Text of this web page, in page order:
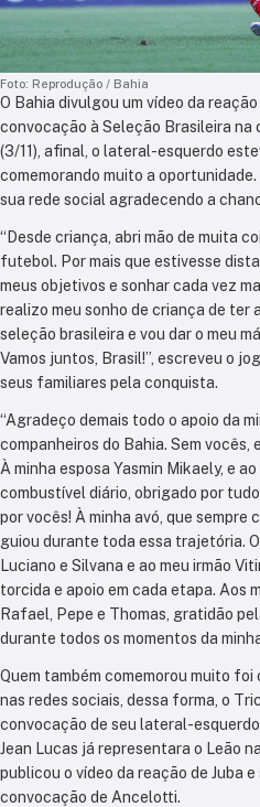
Foto: Reprodução / Bahia
O Bahia divulgou um vídeo da
convocação à Seleção Brasileira
(3/11), afinal, o lateral-esquerdo
comemorando muito a
sua rede social agradecendo a
“Desde criança, abri mão de muita
futebol. Por mais que estivesse
meus objetivos e sonhar cada vez
realizo meu sonho de criança de ter
seleção brasileira e vou dar o meu
Vamos juntos, Brasil!”, escreveu o
seus familiares pela conquista.
“Agradeço demais todo o apoio da
companheiros do Bahia. Sem vocês,
À minha esposa Yasmin Mikaely, e
combustível diário, obrigado por
por vocês! À minha avó, que sempre
guiou durante toda essa trajetória.
Luciano e Silvana e ao meu irmão
torcida e apoio em cada etapa. Aos
Rafael, Pepe e Thomas, gratidão
durante todos os momentos da
Quem também comemorou muito foi
nas redes sociais, dessa forma, o
convocação de seu lateral-
Jean Lucas já representara o Leão
publicou o vídeo da reação de Juba
convocação de Ancelotti.